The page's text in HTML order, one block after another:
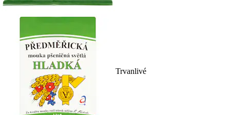
Trvanlivé